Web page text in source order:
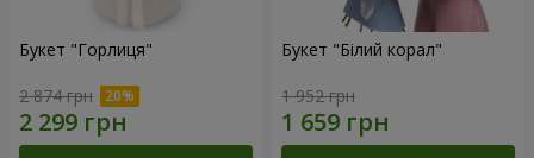
Букет "Горлиця"
2 874 грн
Букет "Білий корал"
1 952 грн